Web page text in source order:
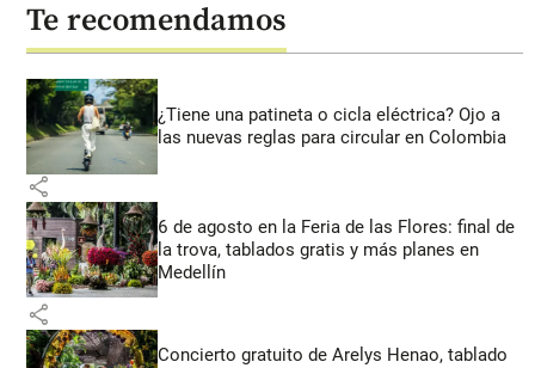
Te recomendamos
¿Tiene una patineta o cicla eléctrica? Ojo a
las nuevas reglas para circular en Colombia
share
6 de agosto en la Feria de las Flores: final de
la trova, tablados gratis y más planes en
Medellín
share
Concierto gratuito de Arelys Henao, tablado